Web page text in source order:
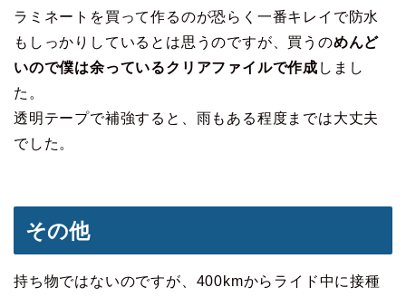
ラミネートを買って作るのが恐らく一番キレイで防水
もしっかりしているとは思うのですが、買うのめんど
いので僕は余っているクリアファイルで作成 しまし
た。
透明テープで補強すると、雨もある程度までは大丈夫
でした。
その他
持ち物ではないのですが、400kmからライド中に接種